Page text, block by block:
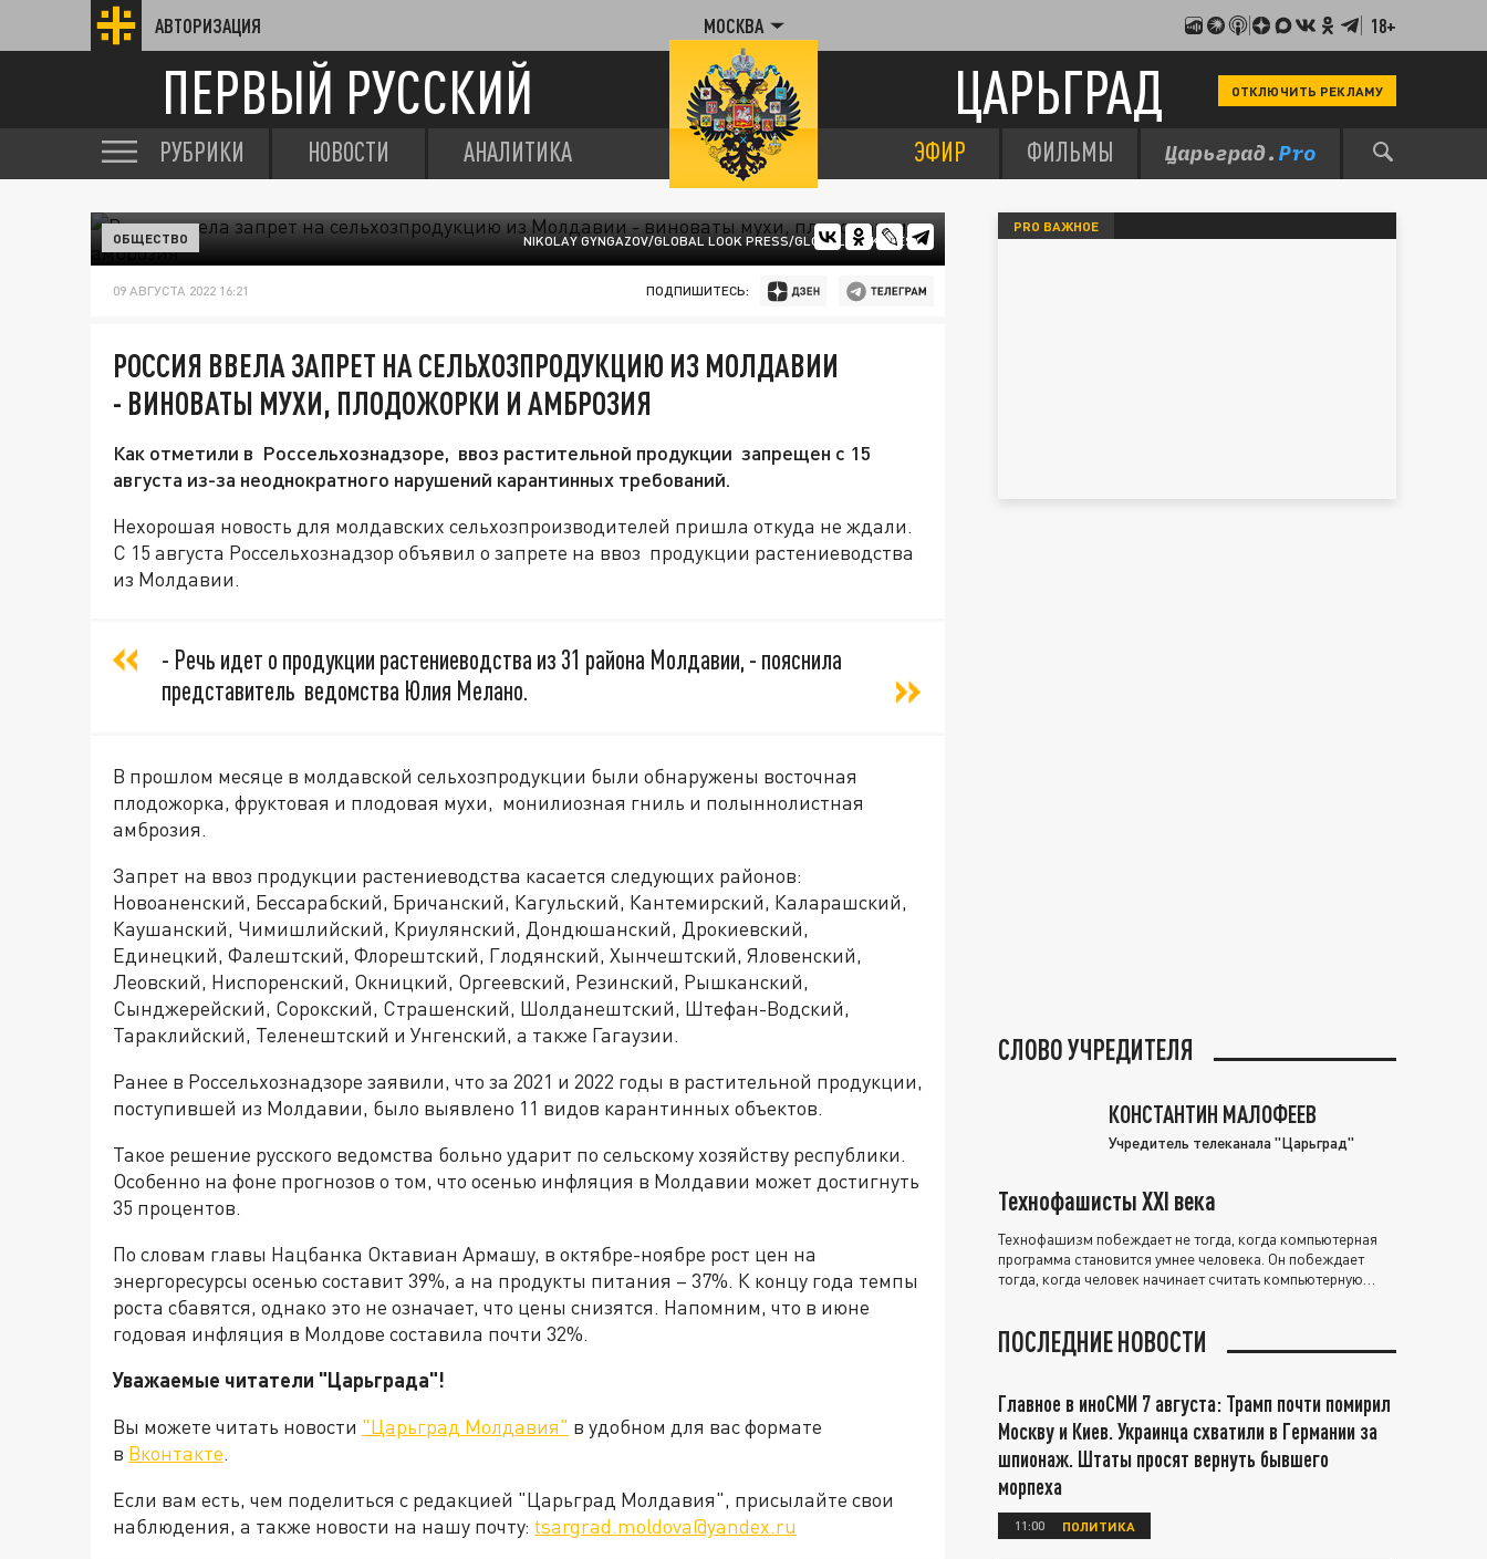
АВТОРИЗАЦИЯ МОСКВА 18+
ПЕРВЫЙ РУССКИЙ ЦАРЬГРАД ОТКЛЮЧИТЬ РЕКЛАМУ
РУБРИКИ НОВОСТИ АНАЛИТИКА ЭФИР ФИЛЬМЫ
NIKOLAY GYNGAZOV/GLOBAL LOOK PRESS/GLOBALLOOKPRESS
ОБЩЕСТВО
09 АВГУСТА 2022 16:21 ПОДПИШИТЕСЬ:
РОССИЯ ВВЕЛА ЗАПРЕТ НА СЕЛЬХОЗПРОДУКЦИЮ ИЗ МОЛДАВИИ
- ВИНОВАТЫ МУХИ, ПЛОДОЖОРКИ И АМБРОЗИЯ
Как отметили в Россельхознадзоре, ввоз растительной продукции запрещен с 15
августа из-за неоднократного нарушений карантинных требований.
Нехорошая новость для молдавских сельхозпроизводителей пришла откуда не ждали.
С 15 августа Россельхознадзор объявил о запрете на ввоз продукции растениеводства
из Молдавии.
- Речь идет о продукции растениеводства из 31 района Молдавии, - пояснила
представитель ведомства Юлия Мелано.
В прошлом месяце в молдавской сельхозпродукции были обнаружены восточная
плодожорка, фруктовая и плодовая мухи, монилиозная гниль и полыннолистная
амброзия.
Запрет на ввоз продукции растениеводства касается следующих районов:
Новоаненский, Бессарабский, Бричанский, Кагульский, Кантемирский, Каларашский,
Каушанский, Чимишлийский, Криулянский, Дондюшанский, Дрокиевский,
Единецкий, Фалештский, Флорештский, Глодянский, Хынчештский, Яловенский,
Леовский, Ниспоренский, Окницкий, Оргеевский, Резинский, Рышканский,
Сынджерейский, Сорокский, Страшенский, Шолданештский, Штефан-Водский,
Тараклийский, Теленештский и Унгенский, а также Гагаузии.
Ранее в Россельхознадзоре заявили, что за 2021 и 2022 годы в растительной продукции,
поступившей из Молдавии, было выявлено 11 видов карантинных объектов.
Такое решение русского ведомства больно ударит по сельскому хозяйству республики.
Особенно на фоне прогнозов о том, что осенью инфляция в Молдавии может достигнуть
35 процентов.
По словам главы Нацбанка Октавиан Армашу, в октябре-ноябре рост цен на
энергоресурсы осенью составит 39%, а на продукты питания – 37%. К концу года темпы
роста сбавятся, однако это не означает, что цены снизятся. Напомним, что в июне
годовая инфляция в Молдове составила почти 32%.
Уважаемые читатели "Царьграда"!
Вы можете читать новости "Царьград Молдавия" в удобном для вас формате
в Вконтакте.
Если вам есть, чем поделиться с редакцией "Царьград Молдавия", присылайте свои
наблюдения, а также новости на нашу почту: tsargrad.moldova@yandex.ru
PRO ВАЖНОЕ
СЛОВО УЧРЕДИТЕЛЯ
КОНСТАНТИН МАЛОФЕЕВ
Учредитель телеканала "Царьград"
Технофашисты XXI века
Технофашизм побеждает не тогда, когда компьютерная
программа становится умнее человека. Он побеждает
тогда, когда человек начинает считать компьютерную
ПОСЛЕДНИЕ НОВОСТИ
Главное в иноСМИ 7 августа: Трамп почти помирил
Москву и Киев. Украинца схватили в Германии за
шпионаж. Штаты просят вернуть бывшего
морпеха
11:00 ПОЛИТИКА